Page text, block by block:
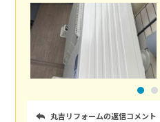
丸吉リフォームの返信コメント